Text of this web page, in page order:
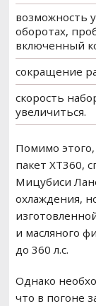
возможность
оборотах,
включенный
сокращение
скорость
увеличиться.
Помимо
пакет ХТ360,
Мицубиси
охлаждения,
и масляного
до 360 л.с.
Однако
что в погоне